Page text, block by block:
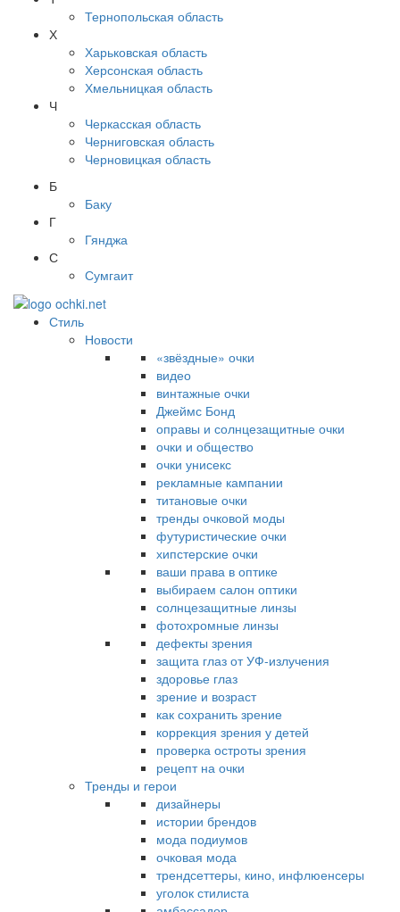
Тернопольская область
Х
Харьковская область
Херсонская область
Хмельницкая область
Ч
Черкасская область
Черниговская область
Черновицкая область
Б
Баку
Г
Гянджа
С
Сумгаит
Стиль
Новости
«звёздные» очки
видео
винтажные очки
Джеймс Бонд
оправы и солнцезащитные очки
очки и общество
очки унисекс
рекламные кампании
титановые очки
тренды очковой моды
футуристические очки
хипстерские очки
ваши права в оптике
выбираем салон оптики
солнцезащитные линзы
фотохромные линзы
дефекты зрения
защита глаз от УФ-излучения
здоровье глаз
зрение и возраст
как сохранить зрение
коррекция зрения у детей
проверка остроты зрения
рецепт на очки
Тренды и герои
дизайнеры
истории брендов
мода подиумов
очковая мода
трендсеттеры, кино, инфлюенсеры
уголок стилиста